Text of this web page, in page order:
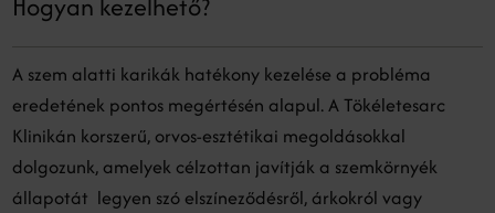
A szem alatti karikák hatékony kezelése a probléma
eredetének pontos megértésén alapul. A Tökéletesarc
Klinikán korszerű, orvos-esztétikai megoldásokkal
dolgozunk, amelyek célzottan javítják a szemkörnyék
állapotát legyen szó elszíneződésről, árkokról vagy